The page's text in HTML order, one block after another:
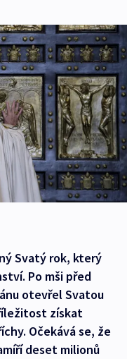
Svatý rok, který
Po mši před
otevřel Svatou
získat
Očekává se, že
deset milionů